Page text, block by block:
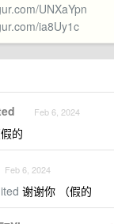
UNXaYpn
ia8Uy1c
Feb 6, 2024
的
Feb 6, 2024
谢谢你 （假的